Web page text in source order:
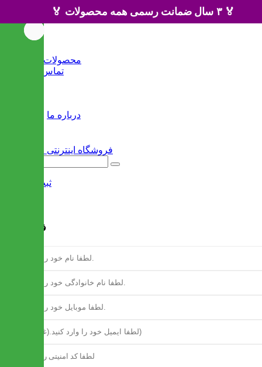
🏅 ۳ سال ضمانت رسمی همه محصولات 🏅
محصولات جدید
تماس با ما
درباره ما
ثبت نام
فرم ثبت نام